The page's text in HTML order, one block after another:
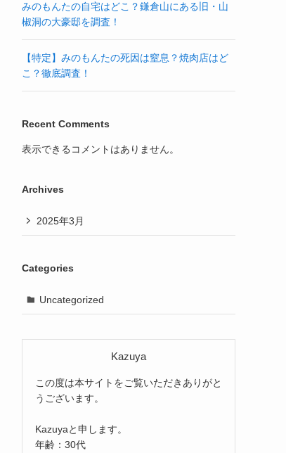
みのもんたの自宅はどこ？鎌倉山にある旧・山
椒洞の大豪邸を調査！
【特定】みのもんたの死因は窒息？焼肉店はど
こ？徹底調査！
Recent Comments
表示できるコメントはありません。
Archives
2025年3月
Categories
Uncategorized
Kazuya
この度は本サイトをご覧いただきありがと
うございます。
Kazuyaと申します。
年齢：30代